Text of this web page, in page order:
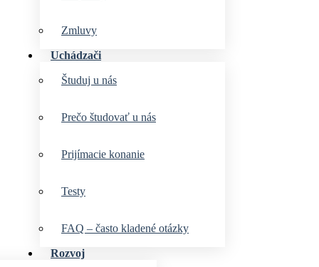
Zmluvy
Uchádzači
Študuj u nás
Prečo študovať u nás
Prijímacie konanie
Testy
FAQ – často kladené otázky
Rozvoj